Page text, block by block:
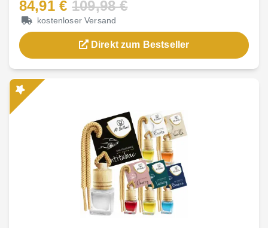
84,91 € 109,98 €
kostenloser Versand
Direkt zum Bestseller